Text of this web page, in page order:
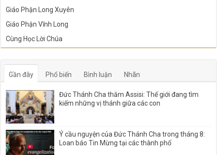
Giáo Phận Long Xuyên
Giáo Phận Vĩnh Long
Cùng Học Lời Chúa
Gần đây Phổ biến Bình luận Nhãn
Đức Thánh Cha thăm Assisi: Thế giới đang tìm
kiếm những vị thánh giữa các con
Ý cầu nguyện của Đức Thánh Cha trong tháng 8:
Loan báo Tin Mừng tại các thành phố